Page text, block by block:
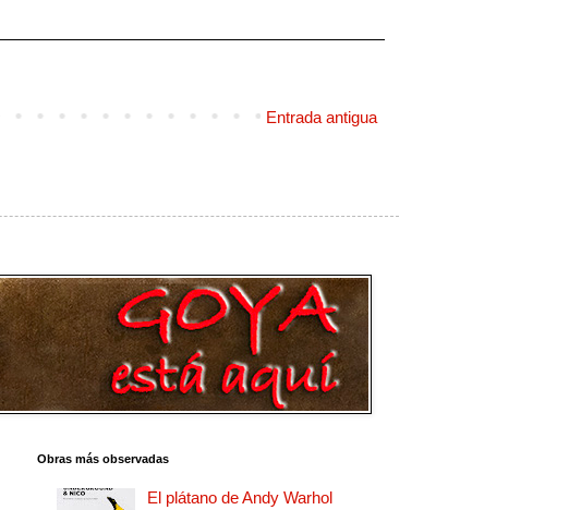
Entrada antigua
Obras más observadas
El plátano de Andy Warhol